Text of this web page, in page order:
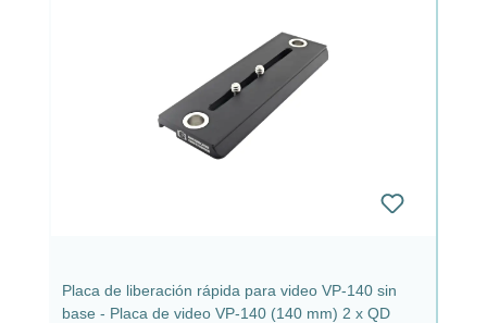
Placa de liberación rápida para video VP-140 sin
base - Placa de video VP-140 (140 mm) 2 x QD